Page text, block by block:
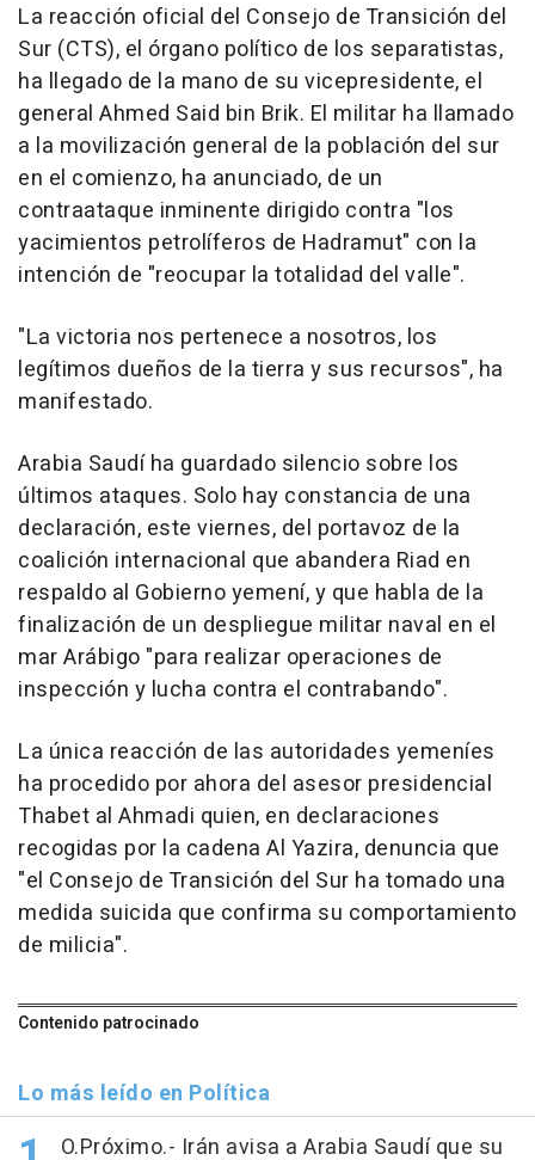
La reacción oficial del Consejo de Transición del
Sur (CTS), el órgano político de los separatistas,
ha llegado de la mano de su vicepresidente, el
general Ahmed Said bin Brik. El militar ha llamado
a la movilización general de la población del sur
en el comienzo, ha anunciado, de un
contraataque inminente dirigido contra "los
yacimientos petrolíferos de Hadramut" con la
intención de "reocupar la totalidad del valle".
"La victoria nos pertenece a nosotros, los
legítimos dueños de la tierra y sus recursos", ha
manifestado.
Arabia Saudí ha guardado silencio sobre los
últimos ataques. Solo hay constancia de una
declaración, este viernes, del portavoz de la
coalición internacional que abandera Riad en
respaldo al Gobierno yemení, y que habla de la
finalización de un despliegue militar naval en el
mar Arábigo "para realizar operaciones de
inspección y lucha contra el contrabando".
La única reacción de las autoridades yemeníes
ha procedido por ahora del asesor presidencial
Thabet al Ahmadi quien, en declaraciones
recogidas por la cadena Al Yazira, denuncia que
"el Consejo de Transición del Sur ha tomado una
medida suicida que confirma su comportamiento
de milicia".
Contenido patrocinado
Lo más leído en Política
O.Próximo.- Irán avisa a Arabia Saudí que su